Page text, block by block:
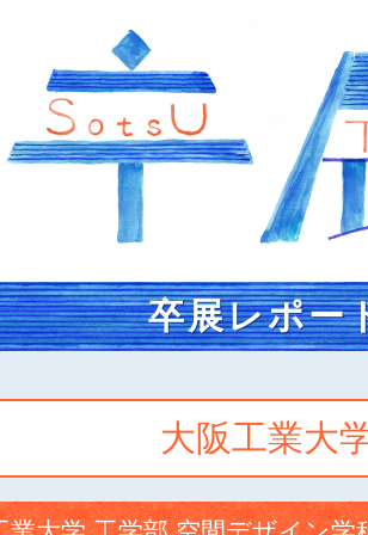
卒展レポー
大阪工業大